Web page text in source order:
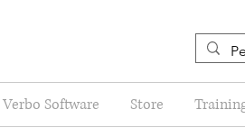
Verbo Software Store